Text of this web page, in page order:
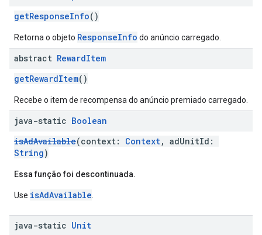
getResponseInfo()
Retorna o objeto ResponseInfo do anúncio carregado.
abstract RewardItem
getRewardItem()
Recebe o item de recompensa do anúncio premiado carregado.
java-static Boolean
isAdAvailable(context: Context, adUnitId:
String)
Essa função foi descontinuada.
Use isAdAvailable
java-static Unit